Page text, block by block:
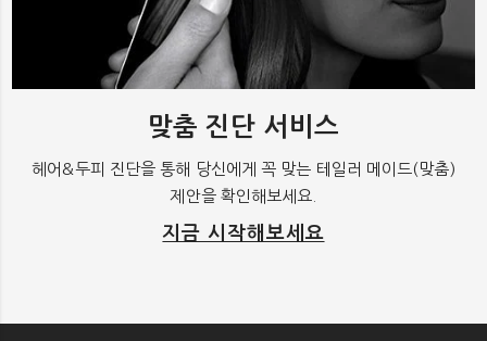
맞춤 진단 서비스
헤어&두피 진단을 통해 당신에게 꼭 맞는 테일러 메이드(맞춤)
제안을 확인해보세요.
지금 시작해보세요